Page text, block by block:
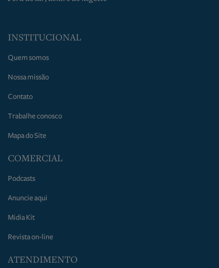
INSTITUCIONAL
Quem somos
Nossa missão
Contato
Trabalhe conosco
Mapa do Site
COMERCIAL
Podcasts
Anuncie aqui
Midia Kit
Revista on-line
ATENDIMENTO